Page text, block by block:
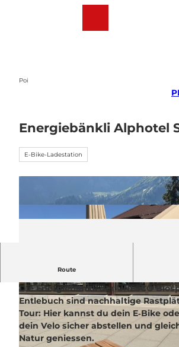
Poi
Energiebänkli Alphotel
E-Bike-Ladestation
Route
Energiebänkli – laden, pausieren,
Die Energiebänkli der UNESCO
Entlebuch sind nachhaltige
Tour: Hier kannst du dein E‑Bike
dein Velo sicher abstellen und
Natur geniessen.